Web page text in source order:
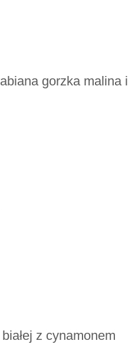
gorzka malina i
z cynamonem